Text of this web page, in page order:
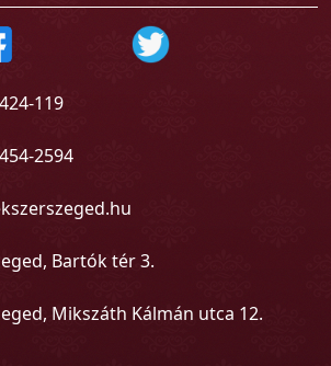
119
2594
Bartók tér 3.
Mikszáth Kálmán utca 12.